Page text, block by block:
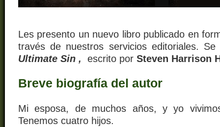
Les presento un nuevo libro publicado en
través de nuestros servicios editoriales.
Ultimate Sin , escrito por Steven Harrison
Breve biografía del autor
Mi esposa, de muchos años, y yo
Tenemos cuatro hijos.